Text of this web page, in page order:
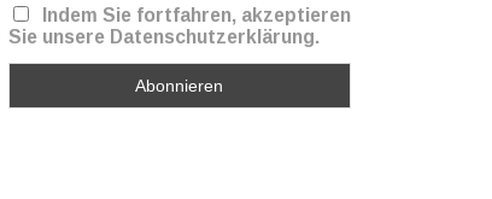
Indem Sie fortfahren, akzeptieren
Sie unsere Datenschutzerklärung.